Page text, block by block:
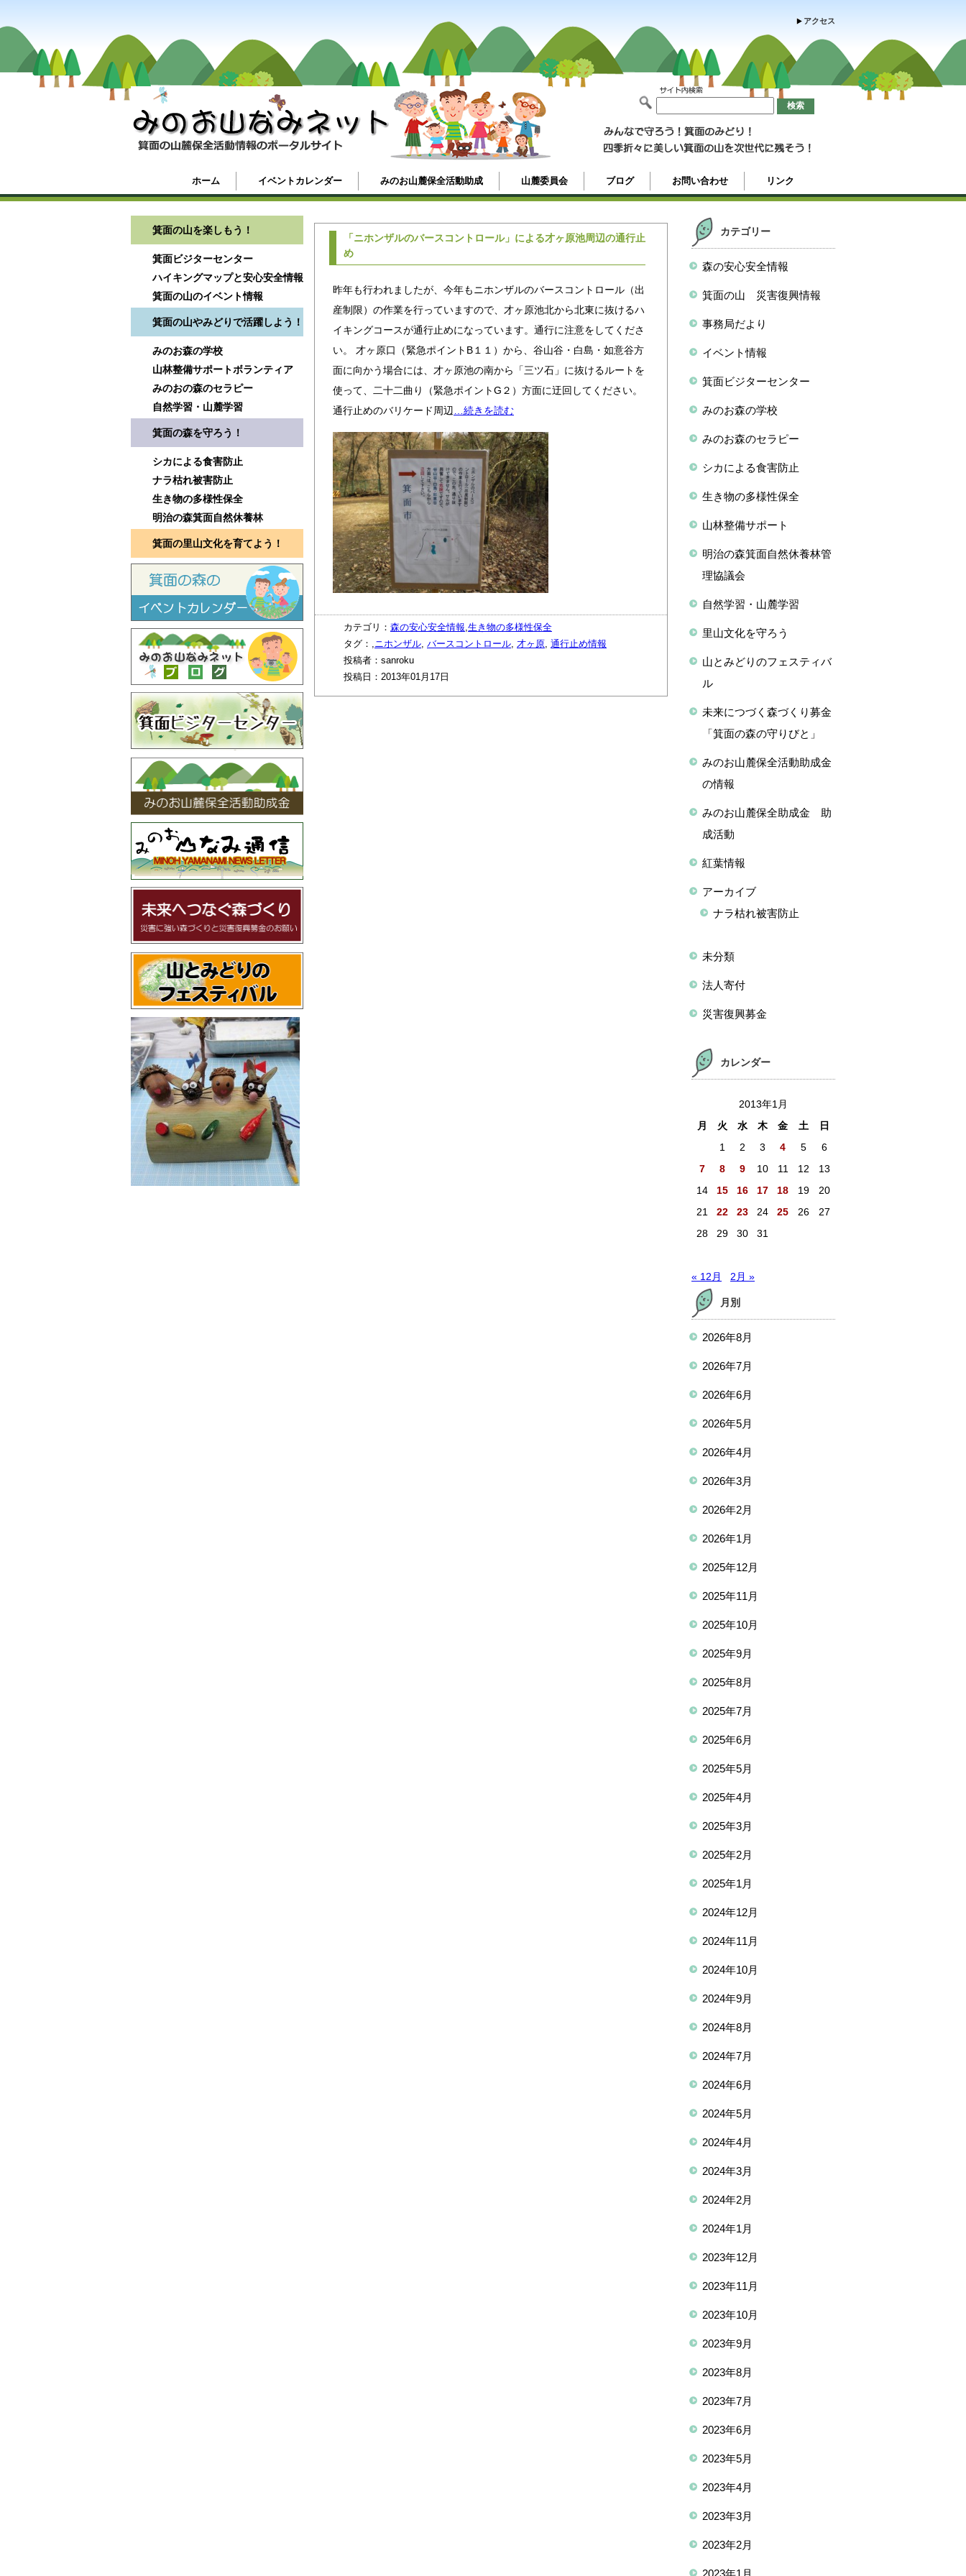
アクセス
ホーム イベントカレンダー みのお山麓保全活動助成 山麓委員会 ブログ お問い合わせ リンク
箕面の山を楽しもう！
箕面ビジターセンター
ハイキングマップと安心安全情報
箕面の山のイベント情報
箕面の山やみどりで活躍しよう！
みのお森の学校
山林整備サポートボランティア
みのおの森のセラピー
自然学習・山麓学習
箕面の森を守ろう！
シカによる食害防止
ナラ枯れ被害防止
生き物の多様性保全
明治の森箕面自然休養林
箕面の里山文化を育てよう！
「ニホンザルのバースコントロール」による才ヶ原池周辺の通行止
め
昨年も行われましたが、今年もニホンザルのバースコントロール（出
産制限）の作業を行っていますので、才ヶ原池北から北東に抜けるハ
イキングコースが通行止めになっています。通行に注意をしてくださ
い。 才ヶ原口（緊急ポイントB１１）から、谷山谷・白島・如意谷方
面に向かう場合には、才ヶ原池の南から「三ツ石」に抜けるルートを
使って、二十二曲り（緊急ポイントG２）方面に迂回してください。
通行止めのバリケード周辺
…続きを読む
カテゴリ： 森の安心安全情報 生き物の多様性保全
タグ：,
ニホンザル バースコントロール 才ヶ原 通行止め情報
投稿者：sanroku
投稿日：2013年01月17日
カテゴリー
森の安心安全情報
箕面の山 災害復興情報
事務局だより
イベント情報
箕面ビジターセンター
みのお森の学校
みのお森のセラピー
シカによる食害防止
生き物の多様性保全
山林整備サポート
明治の森箕面自然休養林管
理協議会
自然学習・山麓学習
里山文化を守ろう
山とみどりのフェスティバ
ル
未来につづく森づくり募金
「箕面の森の守りびと」
みのお山麓保全活動助成金
の情報
みのお山麓保全助成金 助
成活動
紅葉情報
アーカイブ
ナラ枯れ被害防止
未分類
法人寄付
災害復興募金
カレンダー
2013年1月
月
火 水 木 金 土
日
1
2 3 4 5
6
7
8 9 10 11 12
13
14
15 16 17 18 19
20
21
22 23 24 25 26
27
28
29 30 31
« 12月 2月 »
月別
2026年8月
2026年7月
2026年6月
2026年5月
2026年4月
2026年3月
2026年2月
2026年1月
2025年12月
2025年11月
2025年10月
2025年9月
2025年8月
2025年7月
2025年6月
2025年5月
2025年4月
2025年3月
2025年2月
2025年1月
2024年12月
2024年11月
2024年10月
2024年9月
2024年8月
2024年7月
2024年6月
2024年5月
2024年4月
2024年3月
2024年2月
2024年1月
2023年12月
2023年11月
2023年10月
2023年9月
2023年8月
2023年7月
2023年6月
2023年5月
2023年4月
2023年3月
2023年2月
2023年1月